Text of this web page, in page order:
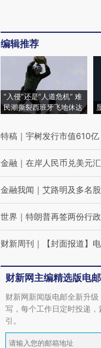
编辑推荐
“入侵”还是“人道危机” 难
民潮撕裂西班牙飞地休达
特稿 ｜ 宇树发行市值610
金融 ｜ 在岸人民币兑美元
金融我闻 ｜ 艾路明及多名
世界 ｜ 特朗普再签两份行
财新周刊 ｜ 【封面报道】
财新网主编精选版电邮
财新网新闻版电邮全新升
写，每个工作日定时投递
引。